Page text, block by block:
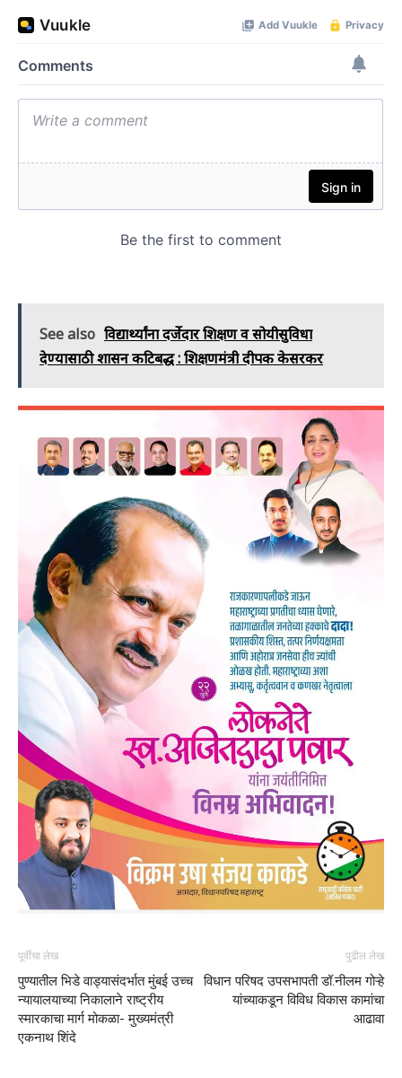
See also विद्यार्थ्यांना दर्जेदार शिक्षण व सोयीसुविधा
देण्यासाठी शासन कटिबद्ध : शिक्षणमंत्री दीपक केसरकर
पूर्वीचा लेख
पुण्यातील भिडे वाड्यासंदर्भात मुंबई उच्च
न्यायालयाच्या निकालाने राष्ट्रीय
स्मारकाचा मार्ग मोकळा- मुख्यमंत्री
एकनाथ शिंदे
पुढील लेख
विधान परिषद उपसभापती डॉ.नीलम गोऱ्हे
यांच्याकडून विविध विकास कामांचा
आढावा